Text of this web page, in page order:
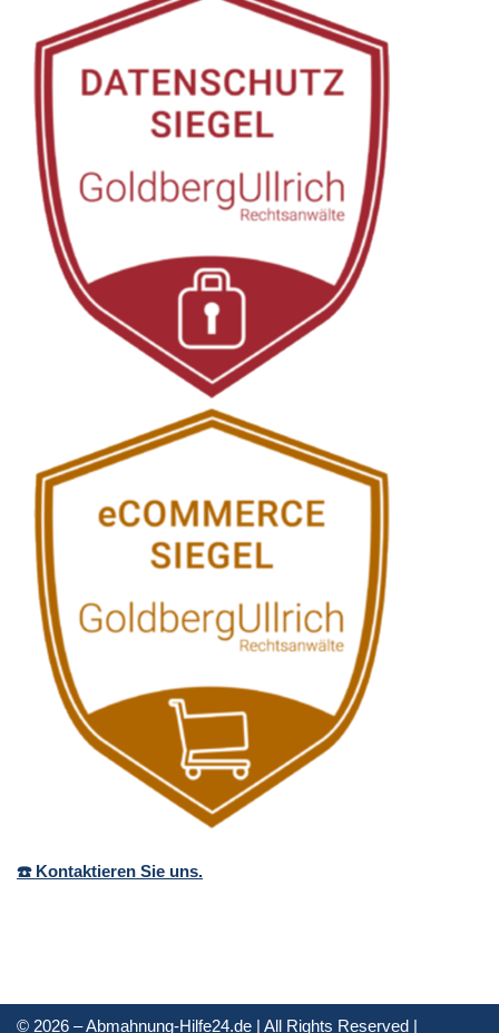
☎️ Kontaktieren Sie uns.
© 2026 – Abmahnung-Hilfe24.de | All Rights Reserved |